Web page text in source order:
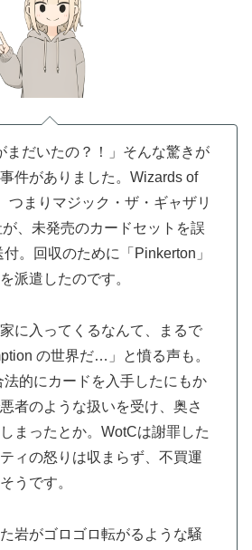
まだいたの？！」そんな驚きが
件がありました。Wizards of
つまりマジック・ザ・ギャザリ
、未発売のカードセットを誤
。回収のために「Pinkerton」
派遣したのです。
に入ってくるなんて、まるで
の世界だ…」と憤る声も。
法的にカードを入手したにもか
者のような扱いを受け、奥さ
まったとか。WotCは謝罪した
ィの怒りは収まらず、不買運
うです。
岩がゴロゴロ転がるような騒